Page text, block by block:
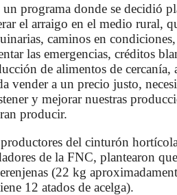
programa donde se decidió
el arraigo en el medio rural,
caminos en
las emergencias, créditos
de alimentos de
vender a un precio justo,
y mejorar nuestras
producir.
del cinturón
de la FNC, plantearon
(22 kg
12 atados de acelga).